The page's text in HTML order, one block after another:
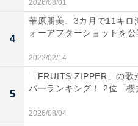
第1位：『チョコレイト
2026/08/01
4
華原朋美、3カ月で11キロ
ォーアフターショットを公
2022/02/14
5
「FRUITS ZIPPER」の
バーランキング！ 2位「櫻
2026/08/04